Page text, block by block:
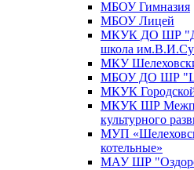
МБОУ Гимназия
МБОУ Лицей
МКУК ДО ШР
школа
МКУ
МБОУ ДО ШР
МКУК
МКУК ШР
культурного
МУП
котельные»
МАУ ШР